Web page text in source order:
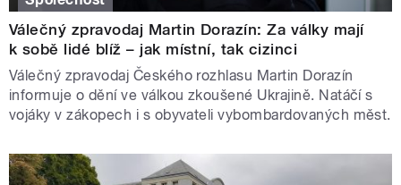
Válečný zpravodaj Martin Dorazín: Za války mají
k sobě lidé blíž – jak místní, tak cizinci
Válečný zpravodaj Českého rozhlasu Martin Dorazín
informuje o dění ve válkou zkoušené Ukrajině. Natáčí s
vojáky v zákopech i s obyvateli vybombardovaných měst.